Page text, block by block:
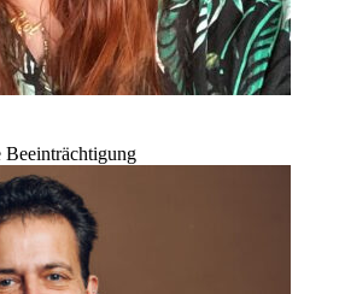
Beeinträchtigung